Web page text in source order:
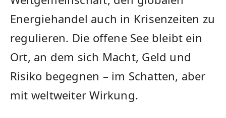
Energiehandel auch in Krisenzeiten zu
regulieren. Die offene See bleibt ein
Ort, an dem sich Macht, Geld und
Risiko begegnen – im Schatten, aber
mit weltweiter Wirkung.